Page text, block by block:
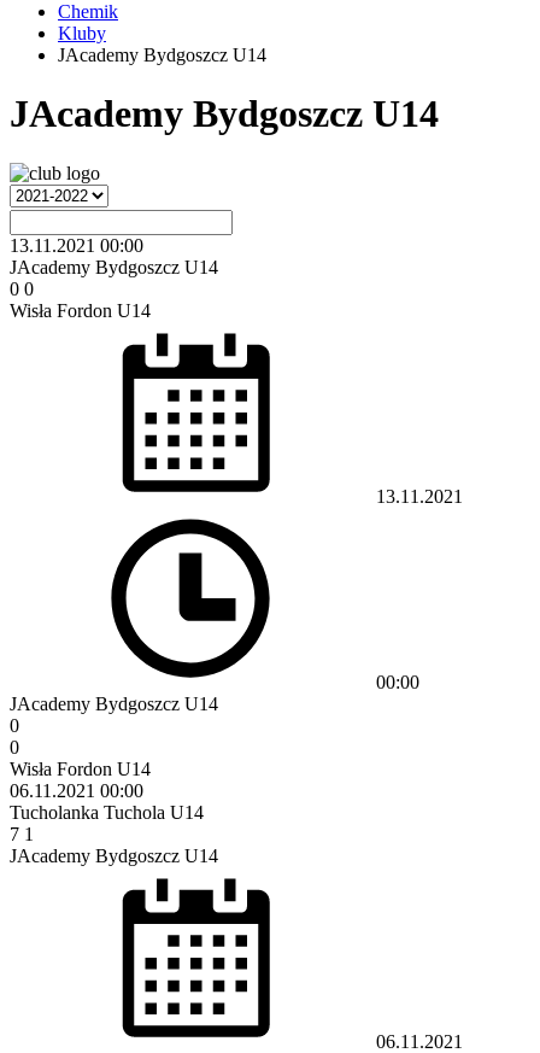
Chemik
Kluby
JAcademy Bydgoszcz U14
JAcademy Bydgoszcz U14
13.11.2021 00:00
JAcademy Bydgoszcz U14
0 0
Wisła Fordon U14
13.11.2021
00:00
JAcademy Bydgoszcz U14
0
0
Wisła Fordon U14
06.11.2021 00:00
Tucholanka Tuchola U14
7 1
JAcademy Bydgoszcz U14
06.11.2021